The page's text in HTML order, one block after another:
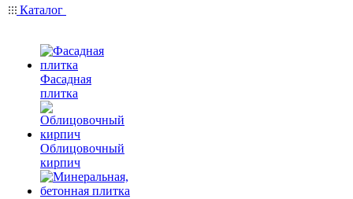
Каталог
Фасадная
плитка
Облицовочный
кирпич